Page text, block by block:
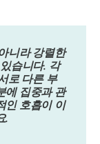
니라 강렬한
습니다. 각
로 다른 부
에 집중과 관
인 호흡이 이
.